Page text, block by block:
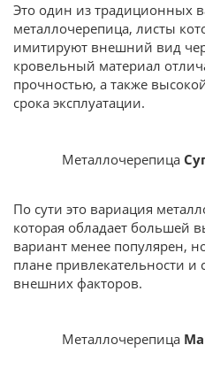
Это один из традиционных
металлочерепица, листы
имитируют внешний вид
кровельный материал
прочностью, а также
срока эксплуатации.
Металлочерепица
По сути это вариация
которая обладает большей
вариант менее популярен,
плане привлекательности и
внешних факторов.
Металлочерепица